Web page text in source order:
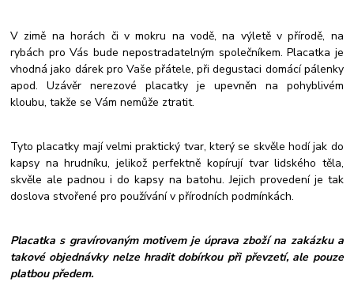
V zimě na horách či v mokru na vodě, na výletě v přírodě, na
rybách pro Vás bude nepostradatelným společníkem. Placatka je
vhodná jako dárek pro Vaše přátele, při degustaci domácí pálenky
apod. Uzávěr nerezové placatky je upevněn na pohyblivém
kloubu, takže se Vám nemůže ztratit.
Tyto placatky mají velmi praktický tvar, který se skvěle hodí jak do
kapsy na hrudníku, jelikož perfektně kopírují tvar lidského těla,
skvěle ale padnou i do kapsy na batohu. Jejich provedení je tak
doslova stvořené pro používání v přírodních podmínkách.
Placatka s gravírovaným motivem je úprava zboží na zakázku a
takové objednávky nelze hradit dobírkou při převzetí, ale pouze
platbou předem.